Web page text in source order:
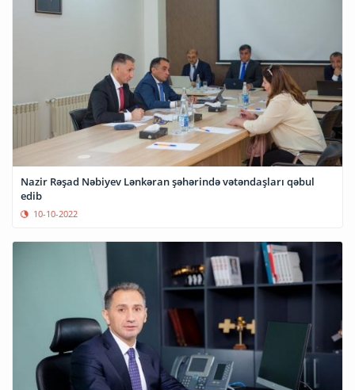
Nazir Rəşad Nəbiyev Lənkəran şəhərində vətəndaşları qəbul
edib
10-10-2022